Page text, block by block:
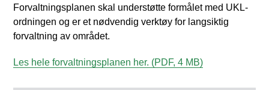
Forvaltningsplanen skal understøtte formålet med UKL-
ordningen og er et nødvendig verktøy for langsiktig
forvaltning av området.
Les hele forvaltningsplanen her. (PDF, 4 MB)